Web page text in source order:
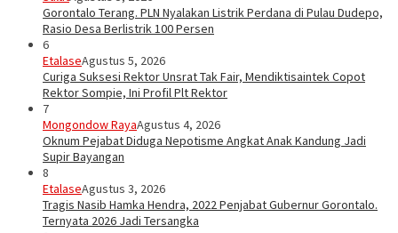
Gorontalo Terang. PLN Nyalakan Listrik Perdana di Pulau Dudepo,
Rasio Desa Berlistrik 100 Persen
6
EtalaseAgustus 5, 2026
Curiga Suksesi Rektor Unsrat Tak Fair, Mendiktisaintek Copot
Rektor Sompie, Ini Profil Plt Rektor
7
Mongondow RayaAgustus 4, 2026
Oknum Pejabat Diduga Nepotisme Angkat Anak Kandung Jadi
Supir Bayangan
8
EtalaseAgustus 3, 2026
Tragis Nasib Hamka Hendra, 2022 Penjabat Gubernur Gorontalo.
Ternyata 2026 Jadi Tersangka